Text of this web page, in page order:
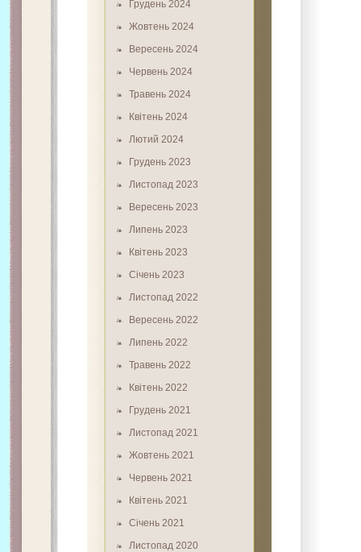
Грудень 2024
Жовтень 2024
Вересень 2024
Червень 2024
Травень 2024
Квітень 2024
Лютий 2024
Грудень 2023
Листопад 2023
Вересень 2023
Липень 2023
Квітень 2023
Січень 2023
Листопад 2022
Вересень 2022
Липень 2022
Травень 2022
Квітень 2022
Грудень 2021
Листопад 2021
Жовтень 2021
Червень 2021
Квітень 2021
Січень 2021
Листопад 2020